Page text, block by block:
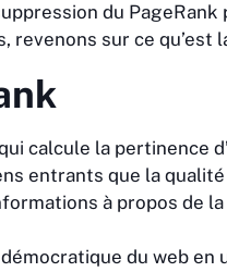
du
sur ce
calcule la pertinence
entrants que la
à propos de
du web